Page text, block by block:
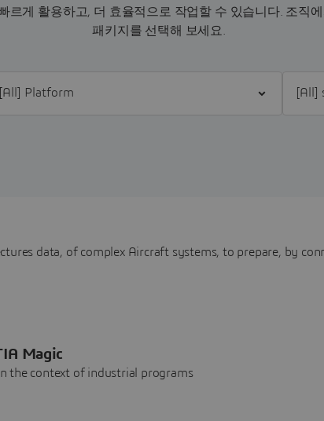
르게 활용하고, 더 효율적으로 작업할 수 있습니다. 조직
패키지를 선택해 보세요.
data, of complex Aircraft systems, to prepare, by
Magic
the context of industrial programs